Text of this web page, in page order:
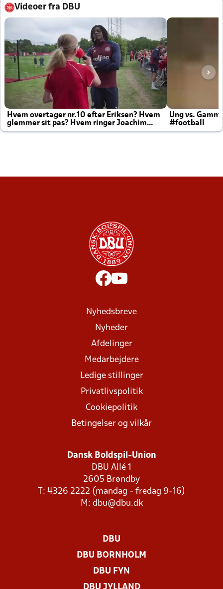
Videoer fra DBU
Hvem overtager nr.10 efter Eriksen? Hvem
glemmer sit pas? Hvem ringer Joachim
altid til efter kampe?
Ung vs.
#football
Nyhedsbreve
Nyheder
Afdelinger
Medarbejdere
Ledige stillinger
Privatlivspolitik
Cookiepolitik
Betingelser og vilkår
Dansk Boldspil-Union
DBU Allé 1
2605 Brøndby
T: 4326 2222 (mandag - fredag 9-16)
M: dbu@dbu.dk
DBU
DBU BORNHOLM
DBU FYN